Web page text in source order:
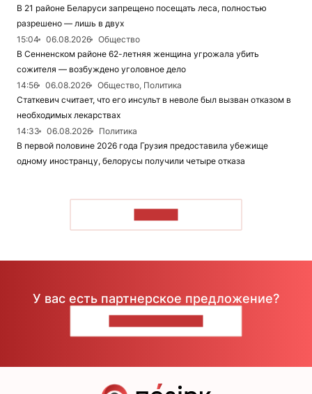
В 21 районе Беларуси запрещено посещать леса, полностью
разрешено — лишь в двух
15:04
06.08.2026
Общество
В Сенненском районе 62-летняя женщина угрожала убить
сожителя — возбуждено уголовное дело
14:56
06.08.2026
Общество, Политика
Статкевич считает, что его инсульт в неволе был вызван отказом в
необходимых лекарствах
14:33
06.08.2026
Политика
В первой половине 2026 года Грузия предоставила убежище
одному иностранцу, белорусы получили четыре отказа
У вас есть партнерское предложение?